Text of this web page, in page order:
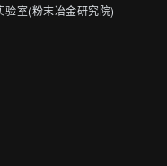
验室(粉末冶金研究院)